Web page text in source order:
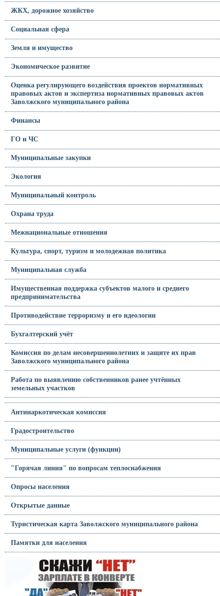
ЖКХ, дорожное хозяйство
Социальная сфера
Земля и имущество
Экономическое развитие
Оценка регулирующего воздействия проектов нормативных
правовых актов и экспертиза нормативных правовых актов
Заволжского муниципального района
Финансы
ГО и ЧС
Муниципальные закупки
Экология
Муниципальный контроль
Охрана труда
Межнациональные отношения
Культура, спорт, туризм и молодежная политика
Муниципальная служба
Имущественная поддержка субъектов малого и среднего
предпринимательства
Противодействие терроризму и его идеологии
Бухгалтерский учёт
Комиссия по делам несовершеннолетних и защите их прав
Заволжского муниципального района
Работа по выявлению собственников ранее учтённых
земельных участков
Антинаркотическая комиссия
Градостроительство
Муниципальные услуги (функции)
"Горячая линия" по вопросам теплоснабжения
Опросы населения
Открытые данные
Туристическая карта Заволжского муниципального района
Памятки для населения